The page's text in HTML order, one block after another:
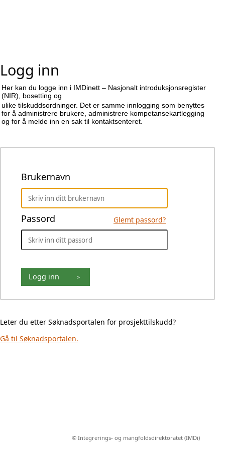
Logg inn
Her kan du logge inn i IMDinett – Nasjonalt introduksjonsregister
(NIR), bosetting og
ulike tilskuddsordninger. Det er samme innlogging som benyttes
for å administrere brukere, administrere kompetansekartlegging
og for å melde inn en sak til kontaktsenteret.
Brukernavn
Passord Glemt passord?
Logg inn >
Leter du etter Søknadsportalen for prosjekttilskudd?
Gå til Søknadsportalen.
© Integrerings- og mangfoldsdirektoratet (IMDi)